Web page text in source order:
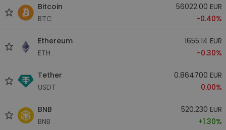
Bitcoin
BTC
56022.00 EUR
-0.40%
Ethereum
ETH
1655.14 EUR
-0.30%
Tether
USDT
0.864700 EUR
0.00%
BNB
BNB
520.230 EUR
+1.30%